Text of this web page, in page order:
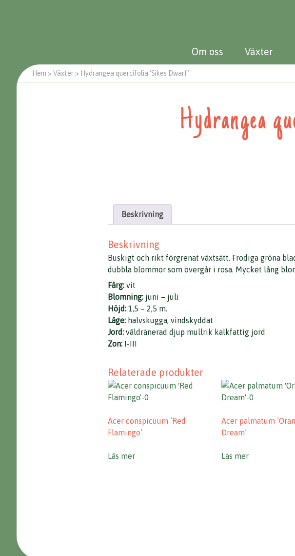
Om oss Växter
Hem > Växter> Hydrangea quercifolia ’Sikes Dwarf’
Hydrangea
Beskrivning
Beskrivning
Buskigt och rikt förgrenat växtsätt. Frodiga gröna
dubbla blommor som övergår i rosa. Mycket lång
Färg: vit
Blomning: juni – juli
Höjd: 1,5 – 2,5 m.
Läge: halvskugga, vindskyddat
Jord: väldränerad djup mullrik kalkfattig jord
Zon: I-III
Relaterade produkter
Acer conspicuum ’Red
Flamingo’
Läs mer
Acer palmatum
Dream’
Läs mer